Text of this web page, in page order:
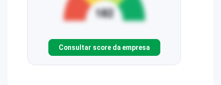
Consultar score da empresa